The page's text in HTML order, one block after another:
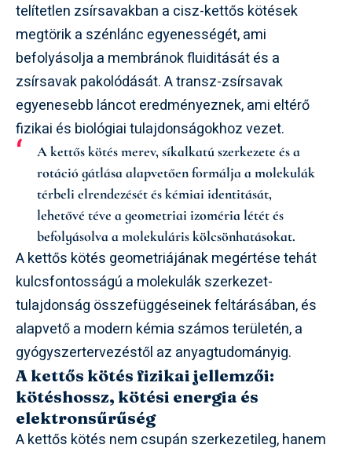
telítetlen zsírsavakban a cisz-kettős kötések
megtörik a szénlánc egyenességét, ami
befolyásolja a membránok fluiditását és a
zsírsavak pakolódását. A transz-zsírsavak
egyenesebb láncot eredményeznek, ami eltérő
fizikai és biológiai tulajdonságokhoz vezet.
A kettős kötés merev, síkalkatú szerkezete és a
rotáció gátlása alapvetően formálja a molekulák
térbeli elrendezését és kémiai identitását,
lehetővé téve a geometriai izoméria létét és
befolyásolva a molekuláris kölcsönhatásokat.
A kettős kötés geometriájának megértése tehát
kulcsfontosságú a molekulák szerkezet-
tulajdonság összefüggéseinek feltárásában, és
alapvető a modern kémia számos területén, a
gyógyszertervezéstől az anyagtudományig.
A kettős kötés fizikai jellemzői:
kötéshossz, kötési energia és
elektronsűrűség
A kettős kötés nem csupán szerkezetileg, hanem